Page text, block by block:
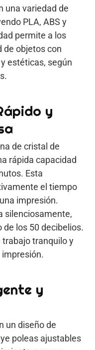
una variedad de
PLA, ABS y
permite a los
de objetos con
estéticas, según
y
de cristal de
rápida capacidad
Esta
el tiempo
impresión.
silenciosamente,
de los 50 decibelios.
tranquilo y
y
un diseño de
poleas ajustables